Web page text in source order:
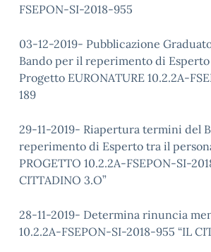
FSEPON-SI-2018-955
03-12-2019- Pubblicazione
Bando per il reperimento di
Progetto EURONATURE 10.2.2A-
189
29-11-2019- Riapertura termini del
reperimento di Esperto tra il
PROGETTO 10.2.2A-FSEPON-SI-
CITTADINO 3.O”
28-11-2019- Determina rinuncia
10.2.2A-FSEPON-SI-2018-955 “IL